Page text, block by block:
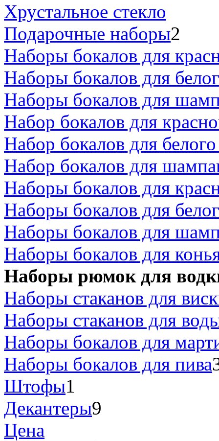
Хрустальное стекло
Подарочные наборы2
Наборы бокалов для
Наборы бокалов для
Наборы бокалов для
Набор бокалов для
Набор бокалов для
Набор бокалов для
Наборы бокалов для
Наборы бокалов для
Наборы бокалов для
Наборы бокалов для
Наборы рюмок для
Наборы стаканов для
Наборы стаканов для
Наборы бокалов для
Наборы бокалов для пива
Штофы1
Декантеры9
Цена